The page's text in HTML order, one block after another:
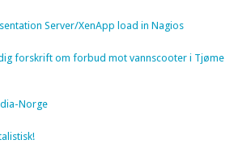
Server/XenApp load in Nagios
forskrift om forbud mot vannscooter i Tjøme
Norge